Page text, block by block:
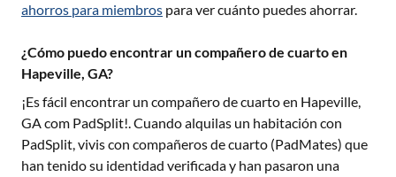
ahorros para miembros para ver cuánto puedes ahorrar.
¿Cómo puedo encontrar un compañero de cuarto en
Hapeville, GA?
¡Es fácil encontrar un compañero de cuarto en Hapeville,
GAcom PadSplit!. Cuando alquilas un habitación con
PadSplit, vivis con compañeros de cuarto (PadMates) que
han tenido su identidad verificada y han pasaron una